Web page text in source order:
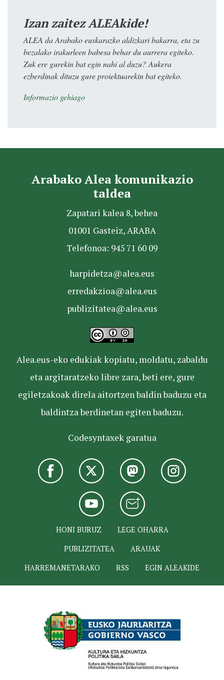
Izan zaitez ALEAkide!
ALEA da Arabako euskarazko aldizkari bakarra, eta zu
bezalako irakurleen babesa behar du aurrera egiteko.
Zuk ere gurekin bat egin nahi al duzu? Aukera
ezberdinak dituzu gure proiektuarekin bat egiteko.
Informazio gehiago
Arabako Alea komunikazio
taldea
Zapatari kalea 8, behea
01001 Gasteiz, ARABA
Telefonoa: 945 71 60 09
harpidetza@alea.eus
erredakzioa@alea.eus
publizitatea@alea.eus
Alea.eus-eko edukiak kopiatu, moldatu, zabaldu
eta argitaratzeko libre zara, beti ere, gure
egiletzakoak direla aitortzen baldin baduzu eta
baldintza berdinetan egiten baduzu.
Codesyntaxek garatua
HONI BURUZ
LEGE OHARRA
PUBLIZITATEA
ARAUAK
HARREMANETARAKO
RSS EGIN ALEAKIDE